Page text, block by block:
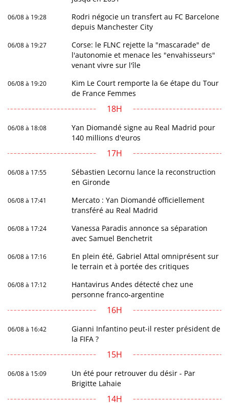
06/08 à 19:28
Rodri négocie un transfert au FC Barcelone
depuis Manchester City
06/08 à 19:27
Corse: le FLNC rejette la "mascarade" de
l'autonomie et menace les "envahisseurs"
venant vivre sur l'île
06/08 à 19:20
Kim Le Court remporte la 6e étape du Tour
de France Femmes
18H
06/08 à 18:08
Yan Diomandé signe au Real Madrid pour
140 millions d'euros
17H
06/08 à 17:55
Sébastien Lecornu lance la reconstruction
en Gironde
06/08 à 17:41
Mercato : Yan Diomandé officiellement
transféré au Real Madrid
06/08 à 17:24
Vanessa Paradis annonce sa séparation
avec Samuel Benchetrit
06/08 à 17:16
En plein été, Gabriel Attal omniprésent sur
le terrain et à portée des critiques
06/08 à 17:12
Hantavirus Andes détecté chez une
personne franco-argentine
16H
06/08 à 16:42
Gianni Infantino peut-il rester président de
la FIFA ?
15H
06/08 à 15:09
Un été pour retrouver du désir - Par
Brigitte Lahaie
14H